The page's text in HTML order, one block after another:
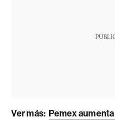
Ver más: Pemex